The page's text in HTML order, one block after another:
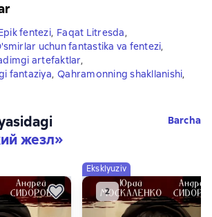
fentezi, Faqat Litresda,
uchun fantastika va fentezi,
artefaktlar,
fantaziya, Qahramonning shakllanishi,
жезл»
Barcha
Eksklyuziv